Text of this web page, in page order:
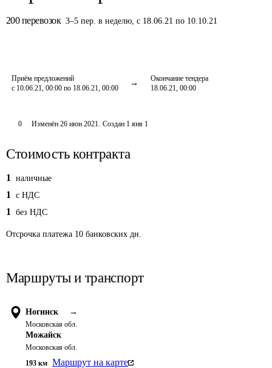
200 перевозок 3–5 пер. в неделю,с 18.06.21 по 10.10.21
Приём предложений
с 10.06.21, 00:00 по 18.06.21, 00:00
Окончание тендера
18.06.21, 00:00
0 Изменён 26 июн 2021. Создан 1 янв 1
Стоимость контракта
1 наличные
1 c НДС
1 без НДС
Отсрочка платежа 10 банковских дн.
Маршруты и транспорт
Ногинск →
Московская обл.
Можайск
Московская обл.
193 км Маршрут на карте